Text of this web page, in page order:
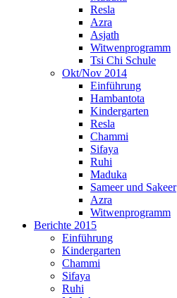
Resla
Azra
Asjath
Witwenprogramm
Tsi Chi Schule
Okt/Nov 2014
Einführung
Hambantota
Kindergarten
Resla
Chammi
Sifaya
Ruhi
Maduka
Sameer und Sakeer
Azra
Witwenprogramm
Berichte 2015
Einführung
Kindergarten
Chammi
Sifaya
Ruhi